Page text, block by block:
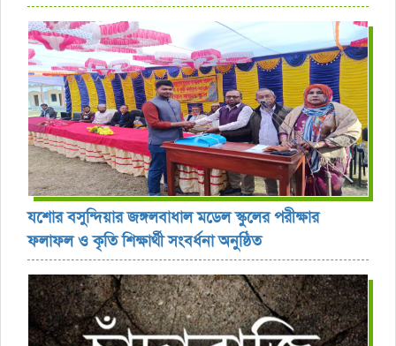
যশোর বসুন্দিয়ার জঙ্গলবাধাল মডেল স্কুলের পরীক্ষার
ফলাফল ও কৃতি শিক্ষার্থী সংবর্ধনা অনুষ্ঠিত